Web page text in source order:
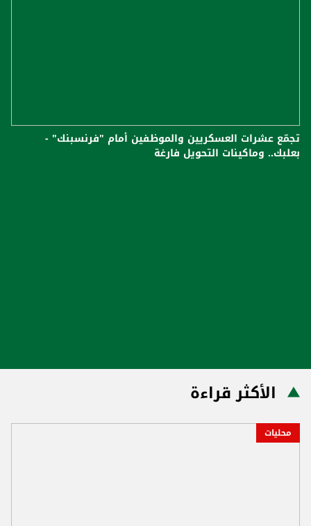
تجمّع عشرات العسكريين والموظفين أمام "فرنسبنك" -
بعلبك.. وماكينات التحويل فارغة
الأكثر قراءة
محليات